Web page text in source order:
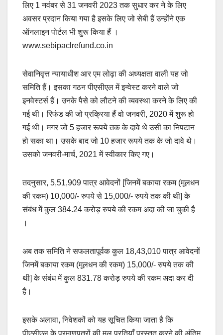
लिए 1 नवंबर से 31 जनवरी 2023 तक सुधार कर ने के लिए
अवसर प्रदान किया गया है इसके लिए जो सेबी हैं उन्होंने एक
ऑनलाइन पोर्टल भी शुरू किया हैं ।
www.sebipaclrefund.co.in
सेवानिवृत्त न्यायाधीश आर एम लोढ़ा की अध्यक्षता वाली यह जो
समिति हैं। इसका गठन पीएसीएल में इन्वेस्ट करने वाले जो
इनवेस्टर्स हैं। उनके पैसे को लौटने की व्यवस्था करने के लिए की
गई थी। रिफंड की जो प्रक्रिया हैं वो जनवरी, 2020 में शुरू हो
गई थी। मगर जो 5 हजार रूपये तक के दावे थे उसी का निपटान
हो सका था। उसके बाद जो 10 हजार रूपये तक के जो दावे थे।
उसको जनवरी-मार्च, 2021 में स्वीकार किए गए।
तदनुसार, 5,51,909 पात्र आवेदनों [जिनमें बकाया रकम (मूलधन
की रकम) 10,000/- रुपये से 15,000/- रुपये तक की थी] के
संबंध में कुल 384.24 करोड़ रुपये की रकम अदा की जा चुकी है
।
अब तक समिति ने सफलतापूर्वक कुल 18,43,010 पात्र आवेदनों
जिनमें बकाया रकम (मूलधन की रकम) 15,000/- रुपये तक की
थी] के संबंध में कुल 831.78 करोड़ रुपये की रकम अदा कर दी
है।
इसके अलावा, निवेशकों को यह सूचित किया जाता है कि
पीएसीएल के प्रमाणपत्रों की मूल प्रतियाँ प्रस्तुत करने की अंतिम